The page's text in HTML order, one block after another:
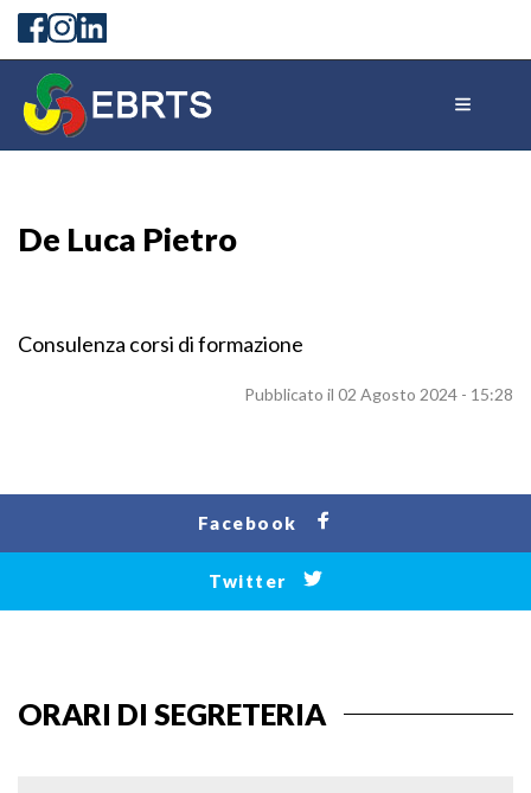
De Luca Pietro
Consulenza corsi di formazione
Pubblicato il 02 Agosto 2024 - 15:28
Facebook
Twitter
ORARI DI SEGRETERIA